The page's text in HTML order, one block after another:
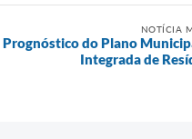
NOTÍCIA
do Plano
Integrada de